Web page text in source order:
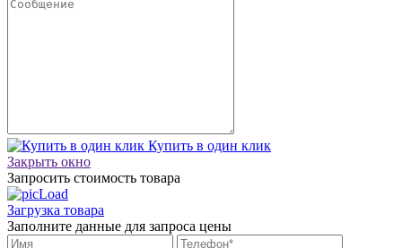
Купить в один клик
Закрыть окно
Запросить стоимость товара
Загрузка товара
Заполните данные для запроса цены